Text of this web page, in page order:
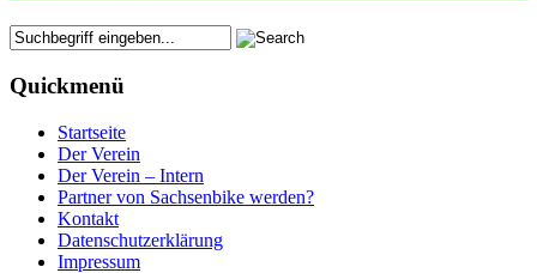
Quickmenü
Startseite
Der Verein
Der Verein – Intern
Partner von Sachsenbike werden?
Kontakt
Datenschutzerklärung
Impressum